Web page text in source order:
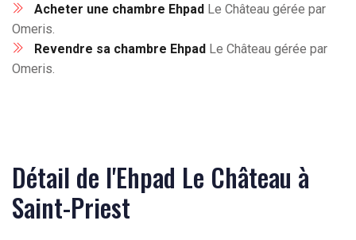
Acheter une chambre Ehpad Le Château gérée par
Omeris.
Revendre sa chambre Ehpad Le Château gérée par
Omeris.
Détail de l'Ehpad Le Château à
Saint-Priest